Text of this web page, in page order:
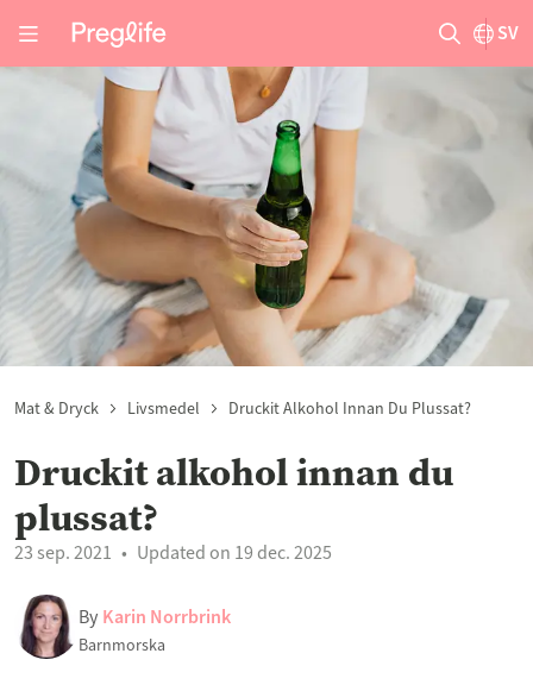
SV
Mat & Dryck Livsmedel Druckit Alkohol Innan Du Plussat?
Druckit alkohol innan du
plussat?
23 sep. 2021 Updated on 19 dec. 2025
By Karin Norrbrink
Barnmorska